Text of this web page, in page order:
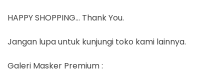
HAPPY SHOPPING… Thank You.
Jangan lupa untuk kunjungi toko kami lainnya.
Galeri Masker Premium :